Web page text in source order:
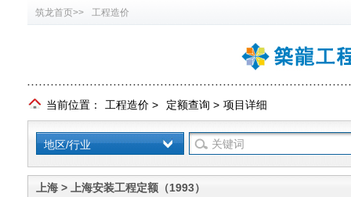
筑龙首页>> 工程造价
当前位置： 工程造价 > 定额查询 > 项目详细
地区/行业
上海 > 上海安装工程定额（1993）